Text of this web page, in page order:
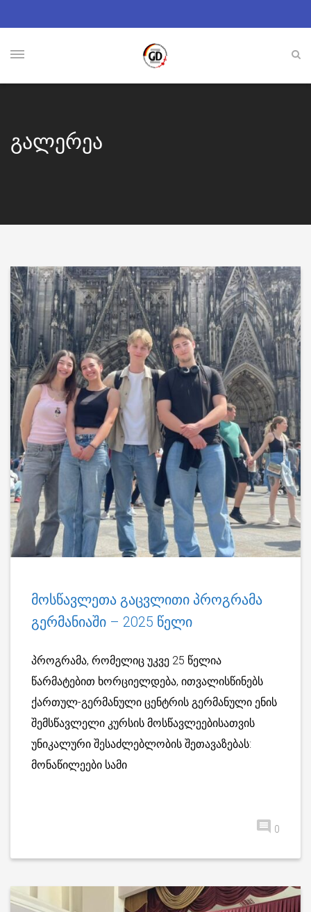
გალერეა
მოსწავლეთა გაცვლითი პროგრამა
გერმანიაში – 2025 წელი
პროგრამა, რომელიც უკვე 25 წელია
წარმატებით ხორციელდება, ითვალისწინებს
ქართულ-გერმანული ცენტრის გერმანული ენის
შემსწავლელი კურსის მოსწავლეებისათვის
უნიკალური შესაძლებლობის შეთავაზებას:
მონაწილეები სამი
0